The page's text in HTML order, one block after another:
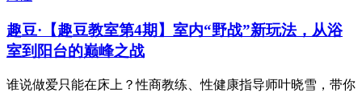
趣豆·【趣豆教室第4期】室内“野战”新玩法，从浴
室到阳台的巅峰之战
谁说做爱只能在床上？性商教练、性健康指导师叶晓雪，带你